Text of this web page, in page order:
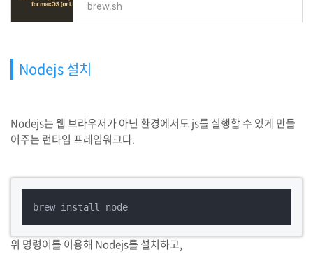
brew.sh
Nodejs 설치
Nodejs는 웹 브라우저가 아닌 환경에서도 js를 실행할 수 있게 만들
어주는 런타임 프레임워크다.
brew install node
위 명령어를 이용해 Nodejs를 설치하고,